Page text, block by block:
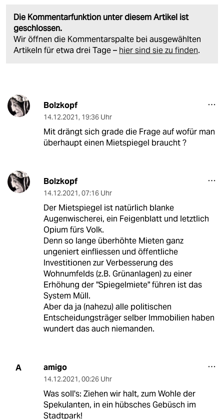
Die Kommentarfunktion unter diesem Artikel ist
geschlossen.
Wir öffnen die Kommentarspalte bei ausgewählten
Artikeln für etwa drei Tage – hier sind sie zu finden.
Bolzkopf
14.12.2021, 19:36 Uhr
Mit drängt sich grade die Frage auf wofür man
überhaupt einen Mietspiegel braucht ?
Bolzkopf
14.12.2021, 07:16 Uhr
Der Mietspiegel ist natürlich blanke
Augenwischerei, ein Feigenblatt und letztlich
Opium fürs Volk.
Denn so lange überhöhte Mieten ganz
ungeniert einfliessen und öffentliche
Investitionen zur Verbesserung des
Wohnumfelds (z.B. Grünanlagen) zu einer
Erhöhung der "Spiegelmiete" führen ist das
System Müll.
Aber da ja (nahezu) alle politischen
Entscheidungsträger selber Immobilien haben
wundert das auch niemanden.
A amigo
14.12.2021, 00:26 Uhr
Was soll's: Ziehen wir halt, zum Wohle der
Spekulanten, in ein hübsches Gebüsch im
Stadtpark!